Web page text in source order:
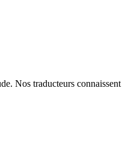
Nos traducteurs connaissent